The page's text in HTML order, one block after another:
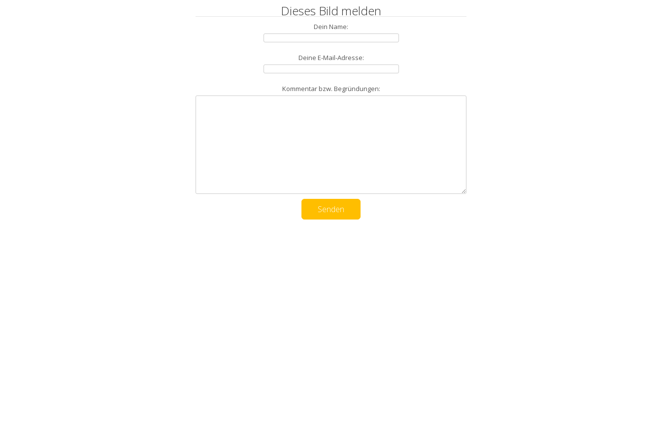
Dieses Bild melden
Dein Name:
Deine E-Mail-Adresse:
Kommentar bzw. Begründungen: